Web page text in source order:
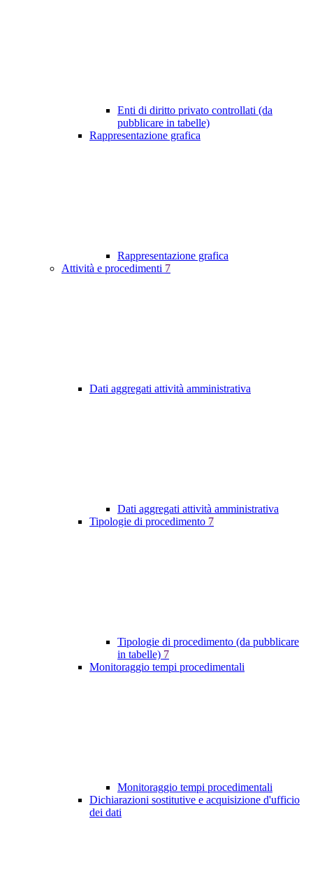
Enti di diritto privato controllati (da
pubblicare in tabelle)
Rappresentazione grafica
Rappresentazione grafica
Attività e procedimenti 7
Dati aggregati attività amministrativa
Dati aggregati attività amministrativa
Tipologie di procedimento 7
Tipologie di procedimento (da pubblicare
in tabelle) 7
Monitoraggio tempi procedimentali
Monitoraggio tempi procedimentali
Dichiarazioni sostitutive e acquisizione d'ufficio
dei dati